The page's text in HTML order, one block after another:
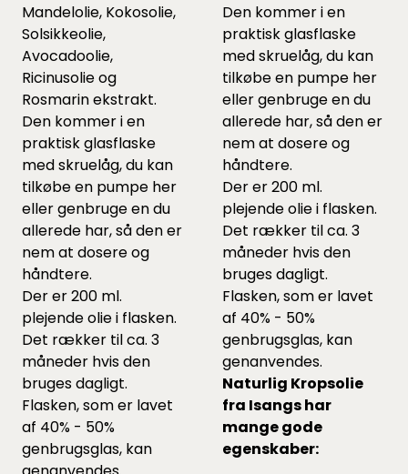
Mandelolie, Kokosolie,
Solsikkeolie,
Avocadoolie,
Ricinusolie og
Rosmarin ekstrakt.
Den kommer i en
praktisk glasflaske
med skruelåg, du kan
tilkøbe en pumpe her
eller genbruge en du
allerede har, så den er
nem at dosere og
håndtere.
Der er 200 ml.
plejende olie i flasken.
Det rækker til ca. 3
måneder hvis den
bruges dagligt.
Flasken, som er lavet
af 40% - 50%
genbrugsglas, kan
Den kommer i en
praktisk glasflaske
med skruelåg, du kan
tilkøbe en pumpe her
eller genbruge en du
allerede har, så den er
nem at dosere og
håndtere.
Der er 200 ml.
plejende olie i flasken.
Det rækker til ca. 3
måneder hvis den
bruges dagligt.
Flasken, som er lavet
af 40% - 50%
genbrugsglas, kan
genanvendes.
Naturlig Kropsolie
fra Isangs har
mange gode
egenskaber: